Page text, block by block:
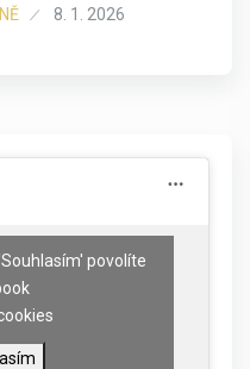
8. 1. 2026
povolíte